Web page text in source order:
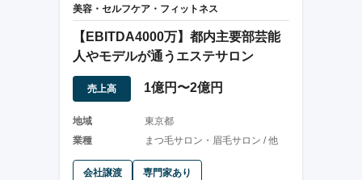
美容・セルフケア・フィットネス
【EBITDA4000万】都内主要部芸能
人やモデルが通うエステサロン
売上高 1億円〜2億円
地域
東京都
業種
まつ毛サロン・眉毛サロン / 他
会社譲渡 専門家あり